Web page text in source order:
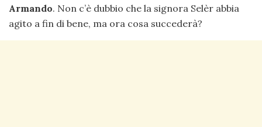
Armando. Non c’è dubbio che la signora Selèr abbia
agito a fin di bene, ma ora cosa succederà?